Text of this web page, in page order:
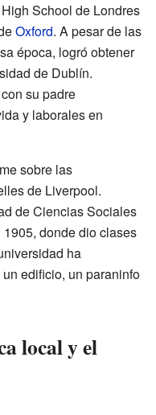
School de Londres
Oxford. A pesar de las
época, logró obtener
de Dublín.
su padre
y laborales en
sobre las
de Liverpool.
de Ciencias Sociales
1905, donde dio clases
ha
edificio, un paraninfo
local y el